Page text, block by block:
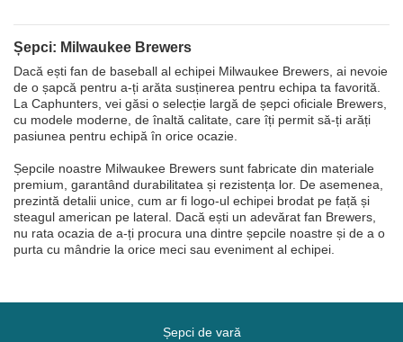
Șepci: Milwaukee Brewers
Dacă ești fan de baseball al echipei Milwaukee Brewers, ai nevoie
de o șapcă pentru a-ți arăta susținerea pentru echipa ta favorită.
La Caphunters, vei găsi o selecție largă de șepci oficiale Brewers,
cu modele moderne, de înaltă calitate, care îți permit să-ți arăți
pasiunea pentru echipă în orice ocazie.
Șepcile noastre Milwaukee Brewers sunt fabricate din materiale
premium, garantând durabilitatea și rezistența lor. De asemenea,
prezintă detalii unice, cum ar fi logo-ul echipei brodat pe față și
steagul american pe lateral. Dacă ești un adevărat fan Brewers,
nu rata ocazia de a-ți procura una dintre șepcile noastre și de a o
purta cu mândrie la orice meci sau eveniment al echipei.
Șepci de vară